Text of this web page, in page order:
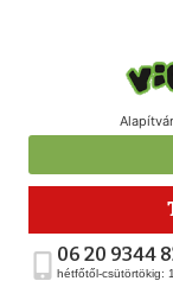
06 20 9344
hétfőtől-csütörtökig: